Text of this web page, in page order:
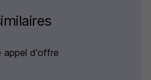
appel d'offre